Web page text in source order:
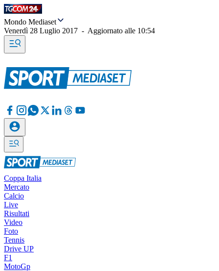
Mondo Mediaset
Venerdì 28 Luglio 2017 - Aggiornato alle 10:54
Coppa Italia
Mercato
Calcio
Live
Risultati
Video
Foto
Tennis
Drive UP
F1
MotoGp